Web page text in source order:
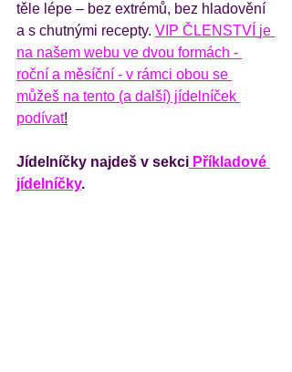
těle lépe – bez extrémů, bez hladovění
a s chutnými recepty. VIP ČLENSTVÍ je
na našem webu ve dvou formách -
roční a měsíční - v rámci obou se
můžeš na tento (a další) jídelníček
podívat!
Jídelníčky najdeš v sekci Příkladové
jídelníčky.